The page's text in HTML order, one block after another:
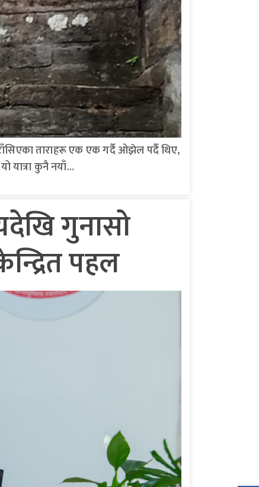
टाँसिएका ताराहरू एक एक गर्दै ओझेल पर्दै थिए,
यात्रा कुनै नयाँ...
गुनासो
पहल